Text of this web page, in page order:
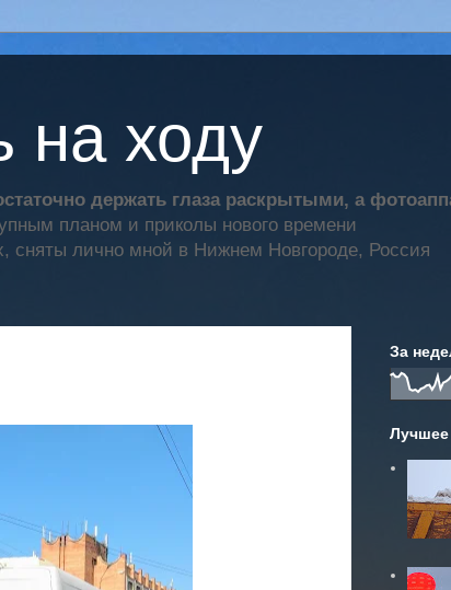
на ходу
держать глаза раскрытыми, а
планом и приколы нового времени
сняты лично мной в Нижнем Новгороде, Россия
За
Лучшее